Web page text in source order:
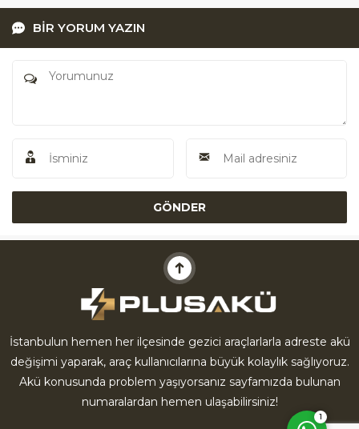
BİR YORUM YAZIN
Cevap Yaz
1
İstanbulun hemen her ilçesinde gezici araçlarlarla adreste akü
değişimi yaparak, araç kullanıcılarına büyük kolaylık sağlıyoruz.
Akü konusunda problem yaşıyorsanız sayfamızda bulunan
numaralardan hemen ulaşabilirsiniz!